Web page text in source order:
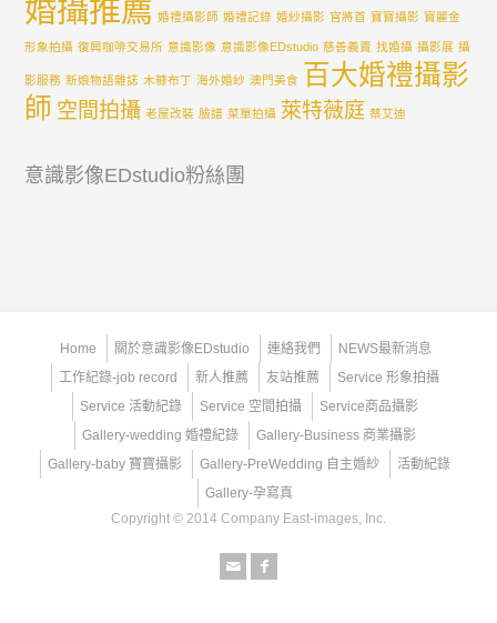
婚攝推薦 婚禮攝影師 婚禮記錄 婚紗攝影 官將首 寶寶攝影 寶麗金
形象拍攝 復興咖啡交易所 意識影像 意識影像EDstudio 慈善義賣 找婚攝 攝影展 攝
影服務 新娘物語雜誌 木糠布丁 海外婚紗 澳門美食
百大婚禮攝影
師 空間拍攝 老屋改裝 臉譜 菜單拍攝 萊特薇庭 蔡艾迪
意識影像EDstudio粉絲團
Home 關於意識影像EDstudio 連絡我們
NEWS最新消息
工作紀錄-job record
新人推薦 友站推薦
Service 形象拍攝
Service 活動紀錄
Service 空間拍攝
Service商品攝影
Gallery-wedding 婚禮紀錄
Gallery-Business 商業攝影
Gallery-baby 寶寶攝影
Gallery-PreWedding 自主婚紗
活動紀錄
Gallery-孕寫真
Copyright © 2014 Company East-images, Inc.